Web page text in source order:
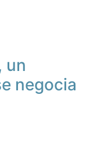
un
negocia